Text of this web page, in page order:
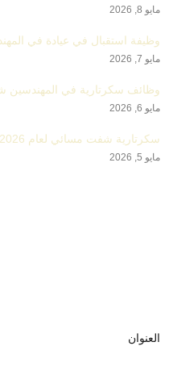
مايو 8, 2026
وظيفة استقبال في عيادة في المهندسين
مايو 7, 2026
وظائف سكرتارية في المهندسين شفت
مايو 6, 2026
سكرتارية شفت مسائي لعام 2026 – 2027
مايو 5, 2026
العنوان